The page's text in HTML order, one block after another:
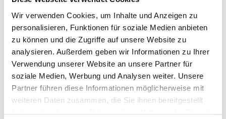
Wir verwenden Cookies, um Inhalte und Anzeigen zu
personalisieren, Funktionen für soziale Medien anbieten
zu können und die Zugriffe auf unsere Website zu
analysieren. Außerdem geben wir Informationen zu Ihrer
Verwendung unserer Website an unsere Partner für
soziale Medien, Werbung und Analysen weiter. Unsere
Partner führen diese Informationen möglicherweise mit
weiteren Daten zusammen, die Sie ihnen bereitgestellt
haben oder die sie im Rahmen Ihrer Nutzung der Dienste
Lernerfahrungen, die kein Elterntaxi ersetzen kann.
Wenn wir als Erwachsene unseren Kindern diesen
Freiraum geben, stärken wir ihr Selbstvertrauen und
tragen gleichzeitig zu mehr Sicherheit vor den
Schulen bei. Ich möchte alle Eltern ermutigen, ihren
Kindern diesen Schritt zuzutrauen und sie auf dem
Weg zur eigenständigen Mobilität zu begleiten.
Genau dafür setzen wir uns auch mit dem